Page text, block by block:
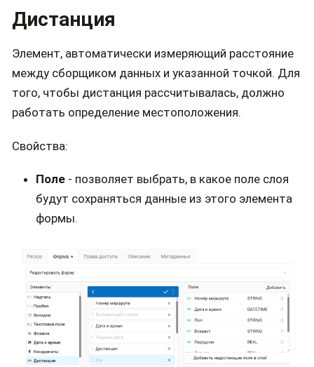
Дистанция
Элемент, автоматически измеряющий расстояние
между сборщиком данных и указанной точкой. Для
того, чтобы дистанция рассчитывалась, должно
работать определение местоположения.
Свойства:
Поле - позволяет выбрать, в какое поле слоя
будут сохраняться данные из этого элемента
формы.